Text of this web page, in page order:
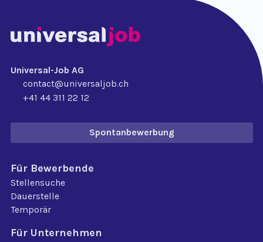
Universal-Job AG
contact@universaljob.ch
+41 44 311 22 12
Spontanbewerbung
Für Bewerbende
Stellensuche
Dauerstelle
Temporär
Für Unternehmen